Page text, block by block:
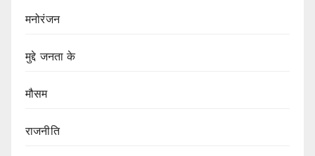
मनोरंजन
मुद्दे जनता के
मौसम
राजनीति